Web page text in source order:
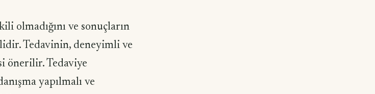
olmadığını ve sonuçların
Tedavinin, deneyimli ve
önerilir. Tedaviye
yapılmalı ve